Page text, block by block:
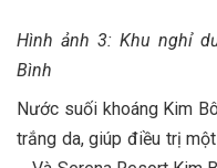
Hình ảnh 3: Khu nghỉ
Bình
Nước suối khoáng Kim
trắng da, giúp điều trị